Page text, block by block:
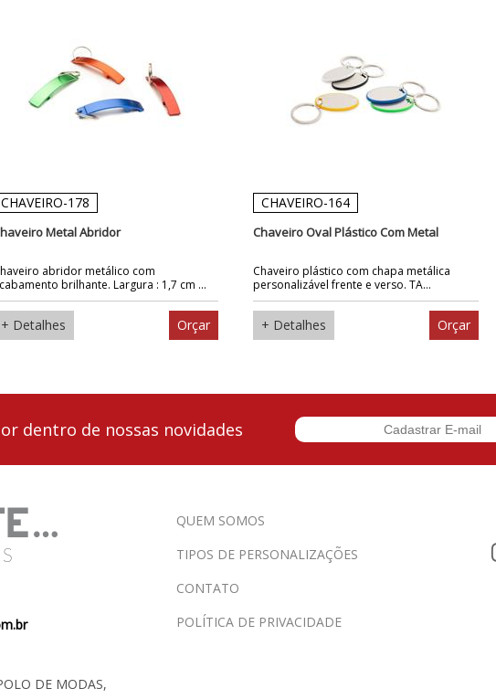
CHAVEIRO-178
Metal Abridor
abridor metálico com
brilhante. Largura : 1,7 cm ...
+ Detalhes Orçar
CHAVEIRO-164
Chaveiro Oval Plástico Com Metal
Chaveiro plástico com chapa metálica
personalizável frente e verso. TA...
+ Detalhes Orçar
dentro de nossas novidades
DE MODAS,
QUEM SOMOS
TIPOS DE PERSONALIZAÇÕES
CONTATO
POLÍTICA DE PRIVACIDADE